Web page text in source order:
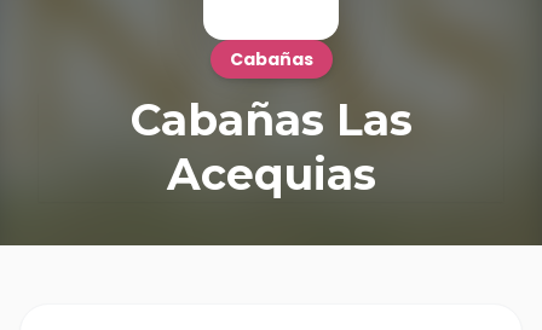
Cabañas
Cabañas Las
Acequias